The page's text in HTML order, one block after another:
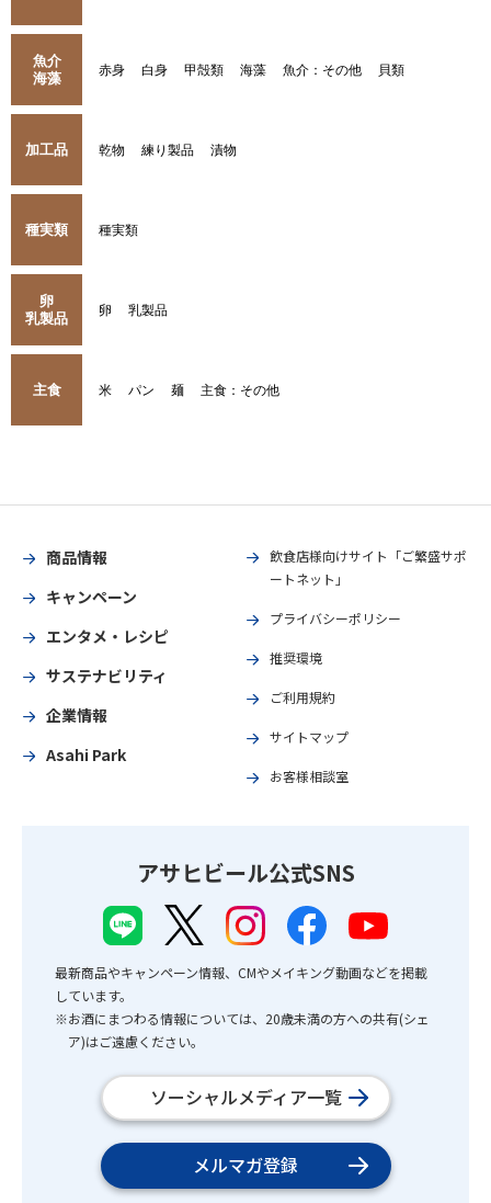
魚介
海藻
赤身 白身 甲殻類 海藻 魚介：その他 貝類
加工品 乾物 練り製品 漬物
種実類 種実類
卵
乳製品
卵 乳製品
主食 米 パン 麺 主食：その他
商品情報
キャンペーン
エンタメ・レシピ
サステナビリティ
企業情報
Asahi Park
飲食店様向けサイト「ご繁盛サポ
ートネット」
プライバシーポリシー
推奨環境
ご利用規約
サイトマップ
お客様相談室
アサヒビール公式SNS
最新商品やキャンペーン情報、CMやメイキング動画などを掲載
しています。
※お酒にまつわる情報については、20歳未満の方への共有(シェ
ア)はご遠慮ください。
ソーシャルメディア一覧
メルマガ登録